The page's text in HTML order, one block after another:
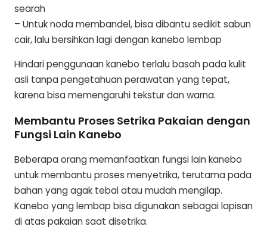
searah
– Untuk noda membandel, bisa dibantu sedikit sabun
cair, lalu bersihkan lagi dengan kanebo lembap
Hindari penggunaan kanebo terlalu basah pada kulit
asli tanpa pengetahuan perawatan yang tepat,
karena bisa memengaruhi tekstur dan warna.
Membantu Proses Setrika Pakaian dengan
Fungsi Lain Kanebo
Beberapa orang memanfaatkan fungsi lain kanebo
untuk membantu proses menyetrika, terutama pada
bahan yang agak tebal atau mudah mengilap.
Kanebo yang lembap bisa digunakan sebagai lapisan
di atas pakaian saat disetrika.